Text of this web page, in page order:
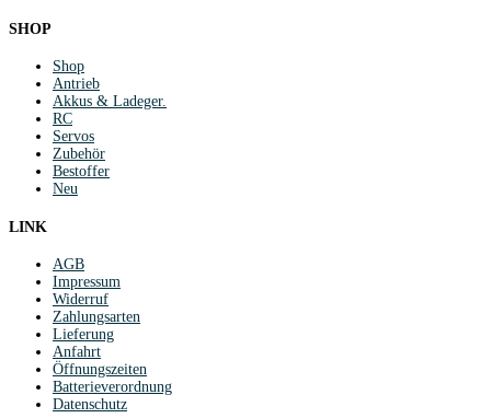
SHOP
Shop
Antrieb
Akkus & Ladeger.
RC
Servos
Zubehör
Bestoffer
Neu
LINK
AGB
Impressum
Widerruf
Zahlungsarten
Lieferung
Anfahrt
Öffnungszeiten
Batterieverordnung
Datenschutz